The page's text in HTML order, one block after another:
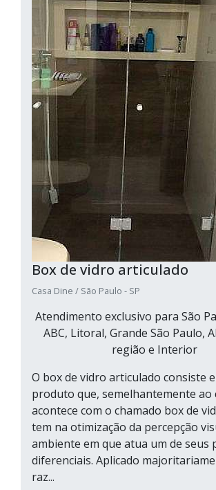
Box de vidro articulado
Casa Dine / São Paulo - SP
Atendimento exclusivo para São
ABC, Litoral, Grande São Paulo,
região e Interior
O box de vidro articulado consiste
produto que, semelhantemente ao
acontece com o chamado box de
tem na otimização da percepção
ambiente em que atua um de seus
diferenciais. Aplicado
raz...